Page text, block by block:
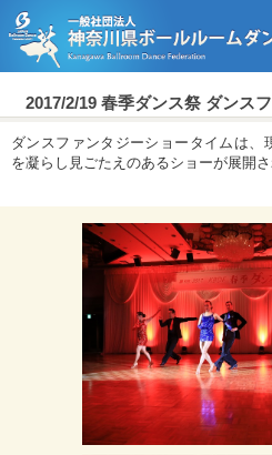
2017/2/19 春季ダンス祭 ダンス
ダンスファンタジーショータイムは、
を凝らし見ごたえのあるショーが展開さ